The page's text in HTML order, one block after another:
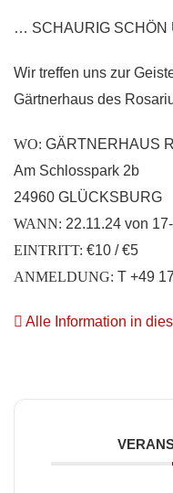
… SCHAURIG SCHÖN
Wir treffen uns zur
Gärtnerhaus des
WO: GÄRTNERHAUS
Am Schlosspark 2b
24960 GLÜCKSBURG
WANN: 22.11.24 von
EINTRITT: €10 / €5
ANMELDUNG: T +49
Alle Information in